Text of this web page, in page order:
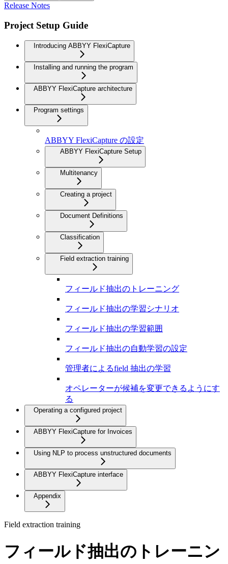
Release Notes
Project Setup Guide
Introducing ABBYY FlexiCapture
Installing and running the program
ABBYY FlexiCapture architecture
Program settings
ABBYY FlexiCapture の設定
ABBYY FlexiCapture Setup
Multitenancy
Creating a project
Document Definitions
Classification
Field extraction training
フィールド抽出のトレーニング
フィールド抽出の学習シナリオ
フィールド抽出の学習範囲
フィールド抽出の自動学習の設定
管理者によるfield 抽出の学習
オペレーターが候補を変更できるようにす
る
Operating a configured project
ABBYY FlexiCapture for Invoices
Using NLP to process unstructured documents
ABBYY FlexiCapture interface
Appendix
Field extraction training
フィールド抽出のトレーニン